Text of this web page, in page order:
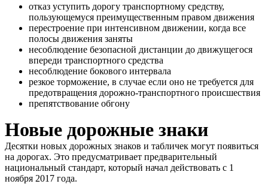
отказ уступить дорогу транспортному средству,
пользующемуся преимущественным правом движения
перестроение при интенсивном движении, когда все
полосы движения заняты
несоблюдение безопасной дистанции до движущегося
впереди транспортного средства
несоблюдение бокового интервала
резкое торможение, в случае если оно не требуется для
предотвращения дорожно-транспортного происшествия
препятствование обгону
Новые дорожные знаки
Десятки новых дорожных знаков и табличек могут появиться
на дорогах. Это предусматривает предварительный
национальный стандарт, который начал действовать с 1
ноября 2017 года.